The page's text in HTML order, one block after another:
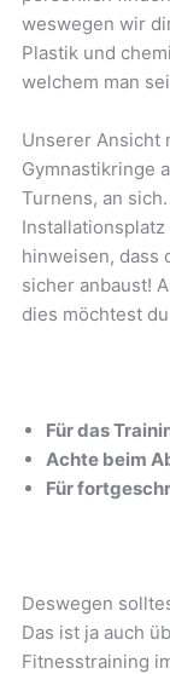
weswegen wir
Plastik und
welchem man
Unserer Ansicht
Gymnastikringe
Turnens, an
hinweisen, dass
sicher anbaust!
dies möchtest
Für das
Achte beim
Für
Deswegen
Das ist ja auch
Fitnesstraining